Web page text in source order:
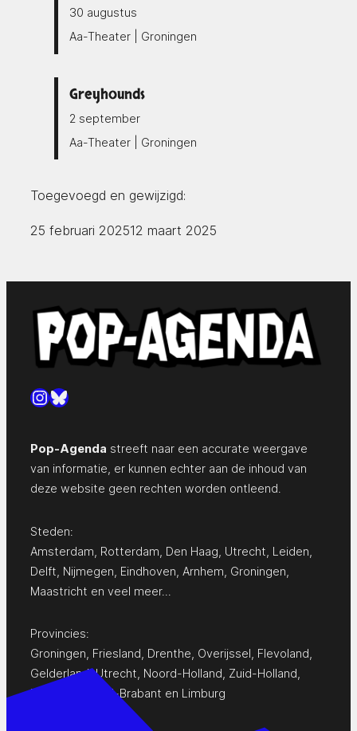
30 augustus
Aa-Theater | Groningen
Greyhounds
2 september
Aa-Theater | Groningen
Toegevoegd en gewijzigd:
25 februari 202512 maart 2025
Instagram
Bluesky
Pop-Agenda streeft naar een accurate weergave
van informatie, er kunnen echter aan de inhoud van
deze website geen rechten worden ontleend.
Steden:
Amsterdam Rotterdam Den Haag Utrecht Leiden
Delft Nijmegen Eindhoven Arnhem Groningen
Maastricht en veel meer…
Provincies:
Groningen Friesland Drenthe Overijssel Flevoland
Gelderland,Utrecht Noord-Holland Zuid-Holland
Zeeland
Noord-Brabant en Limburg